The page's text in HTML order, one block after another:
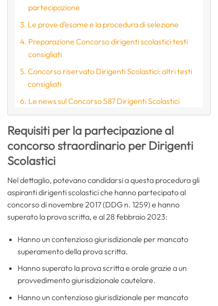
partecipazione
Le prove d’esame e la procedura di selezione
Preparazione Concorso dirigenti scolastici testi
consigliati
Concorso riservato Dirigenti Scolastici: altri testi
consigliati
Le news sul Concorso 587 Dirigenti Scolastici
Requisiti per la partecipazione al
concorso straordinario per Dirigenti
Scolastici
Nel dettaglio, potevano candidarsi a questa procedura gli
aspiranti dirigenti scolastici che hanno partecipato al
concorso di novembre 2017 (DDG n. 1259) e hanno
superato la prova scritta, e al 28 febbraio 2023:
Hanno un contenzioso giurisdizionale per mancato
superamento della prova scritta.
Hanno superato la prova scritta e orale grazie a un
provvedimento giurisdizionale cautelare.
Hanno un contenzioso giurisdizionale per mancato